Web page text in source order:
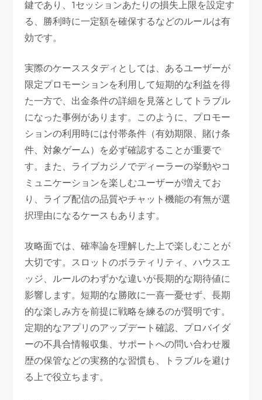
鍵であり、1セッションあたりの損失上限を設定す
る、勝利時に一定額を確保するなどのルールは有
効です。
実際のケーススタディとしては、あるユーザーが
限定プロモーションを利用して短期的な利益を得
た一方で、出金条件の詳細を見落としてトラブル
になった事例があります。このように、プロモー
ションの利用時には付帯条件（有効期限、賭け条
件、対象ゲーム）を必ず確認することが重要で
す。また、ライブカジノでディーラーの挙動やコ
ミュニケーションを楽しむユーザーが増えてお
り、ライブ配信の品質やチャット機能の有無が選
択理由になるケースもあります。
攻略面では、確率論を理解した上で楽しむことが
大切です。スロットのボラティリティ、ハウスエ
ッジ、ルールのわずかな違いが長期的な期待値に
影響します。短期的な勝敗に一喜一憂せず、長期
的な楽しみ方を前提に戦略を練るのが賢明です。
定期的なアプリのアップデート確認、プロバイダ
ーの不具合情報収集、サポートへの問い合わせ履
歴の保管などの実務的な習慣も、トラブルを避け
る上で役立ちます。